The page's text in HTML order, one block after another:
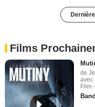
Films
de
avec
Film